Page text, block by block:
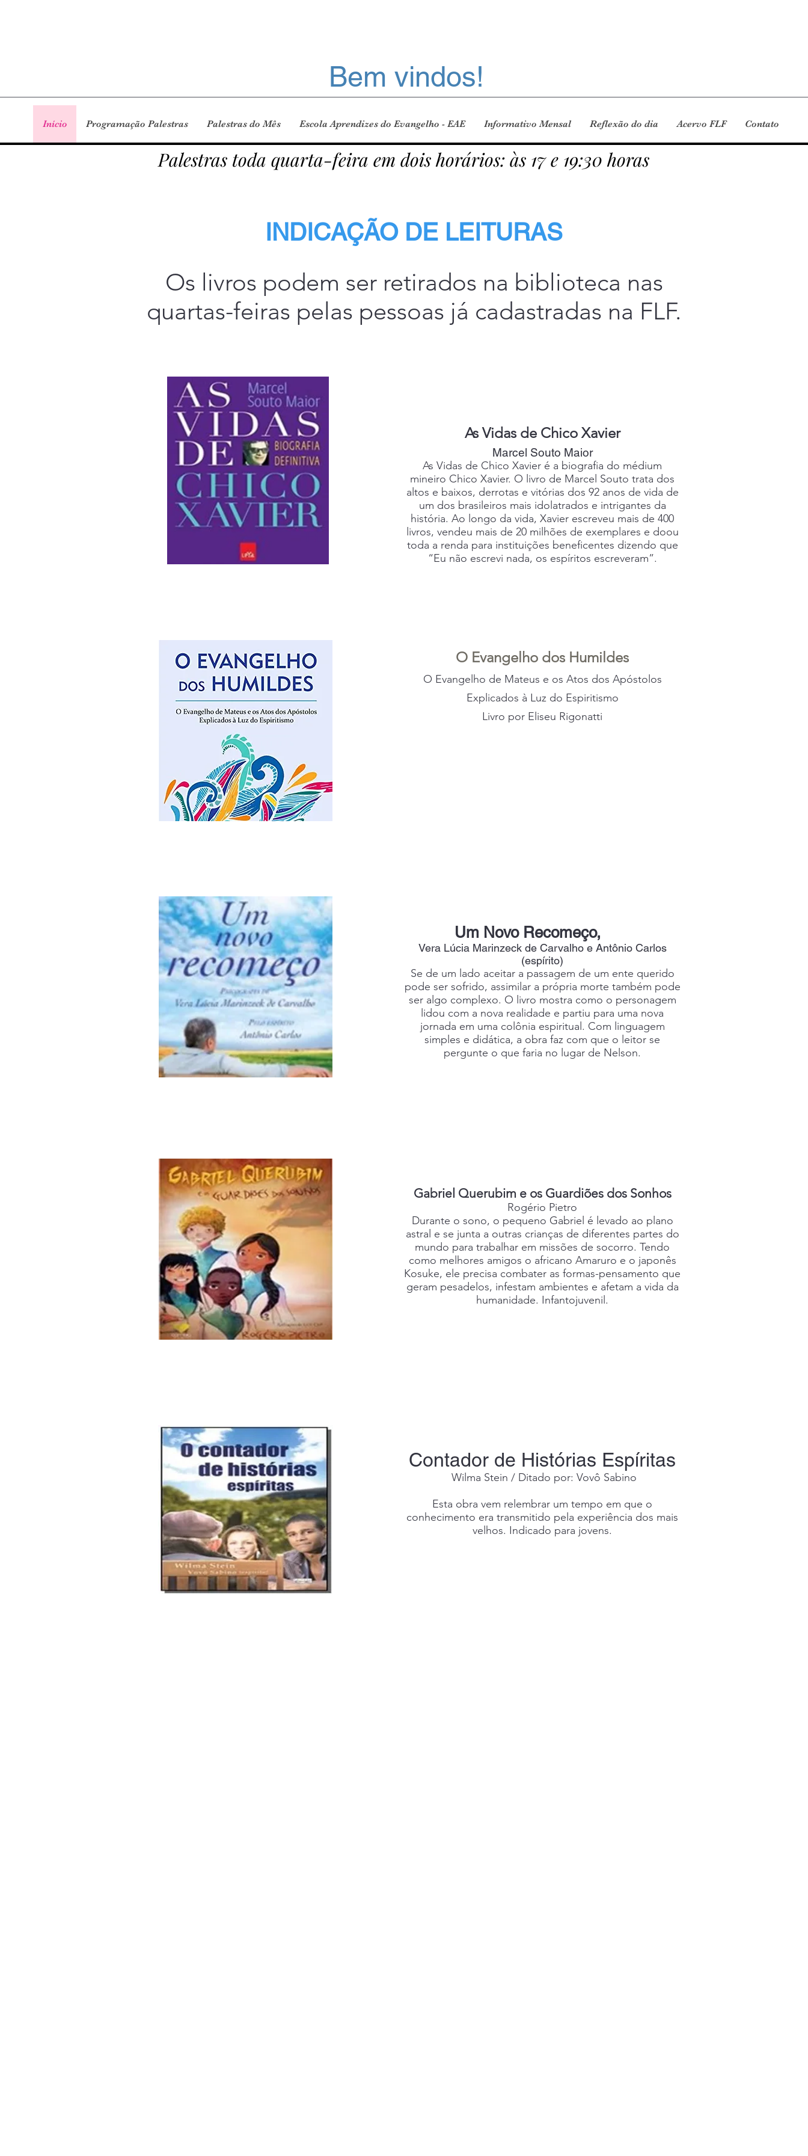
Bem vindos!
Início Programação Palestras Palestras do Mês Escola Aprendizes do Evangelho - EAE Informativo Mensal Reflexão do dia Acervo FLF Contato
Palestras toda quarta-feira em dois horários: às 17 e 19:30 horas
As Vidas de Chico Xavier
Marcel Souto Maior
As Vidas de Chico Xavier é a biografia do médium
mineiro Chico Xavier. O livro de Marcel Souto trata dos
altos e baixos, derrotas e vitórias dos 92 anos de vida de
um dos brasileiros mais idolatrados e intrigantes da
história. Ao longo da vida, Xavier escreveu mais de 400
livros, vendeu mais de 20 milhões de exemplares e doou
toda a renda para instituições beneficentes dizendo que
“Eu não escrevi nada, os espíritos escreveram”.
INDICAÇÃO DE LEITURAS
Os livros podem ser retirados na biblioteca nas
quartas-feiras pelas pessoas já cadastradas na FLF.
O Evangelho dos Humildes
O Evangelho de Mateus e os Atos dos Apóstolos
Explicados à Luz do Espiritismo
Livro por Eliseu Rigonatti
Um Novo Recomeço,
Vera Lúcia Marinzeck de Carvalho e Antônio Carlos
(espírito)
Se de um lado aceitar a passagem de um ente querido
pode ser sofrido, assimilar a própria morte também pode
ser algo complexo. O livro mostra como o personagem
lidou com a nova realidade e partiu para uma nova
jornada em uma colônia espiritual. Com linguagem
simples e didática, a obra faz com que o leitor se
pergunte o que faria no lugar de Nelson.
Gabriel Querubim e os Guardiões dos Sonhos
Rogério Pietro
Durante o sono, o pequeno Gabriel é levado ao plano
astral e se junta a outras crianças de diferentes partes do
mundo para trabalhar em missões de socorro. Tendo
como melhores amigos o africano Amaruro e o japonês
Kosuke, ele precisa combater as formas-pensamento que
geram pesadelos, infestam ambientes e afetam a vida da
humanidade. Infantojuvenil.
Contador de Histórias Espíritas
Wilma Stein / Ditado por: Vovô Sabino
Esta obra vem relembrar um tempo em que o
conhecimento era transmitido pela experiência dos mais
velhos. Indicado para jovens.